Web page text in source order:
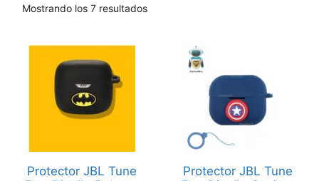
Mostrando los 7 resultados
Protector JBL Tune
Protector JBL Tune